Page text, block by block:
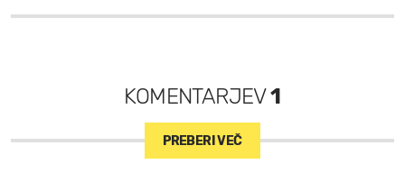
KOMENTARJEV1
PREBERI VEČ